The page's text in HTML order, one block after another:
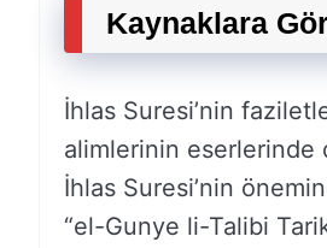
Kaynaklara
İhlas Suresi’nin
alimlerinin eserlerinde
İhlas Suresi’nin
“el-Gunye li-Talibi